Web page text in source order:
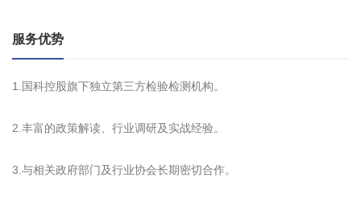
服务优势
1.国科控股旗下独立第三方检验检测机构。
2.丰富的政策解读、行业调研及实战经验。
3.与相关政府部门及行业协会长期密切合作。